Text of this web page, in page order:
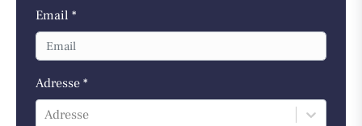
Email *
Adresse *
Adresse